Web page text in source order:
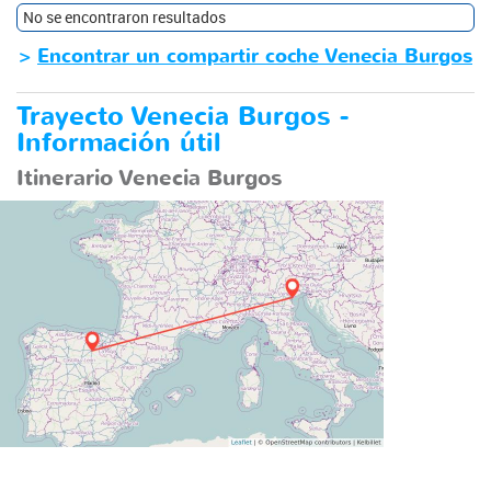
No se encontraron resultados
> Encontrar un compartir coche Venecia Burgos
Trayecto Venecia Burgos -
Información útil
Itinerario Venecia Burgos